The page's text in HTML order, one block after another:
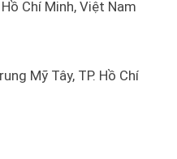
Chí Minh, Việt Nam
Mỹ Tây, TP. Hồ Chí